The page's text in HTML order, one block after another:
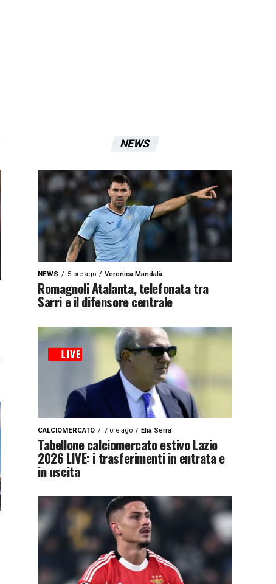
NEWS
NEWS 5 ore ago Veronica Mandalà
Romagnoli Atalanta, telefonata tra
Sarri e il difensore centrale
CALCIOMERCATO 7 ore ago Elia Serra
Tabellone calciomercato estivo Lazio
2026 LIVE: i trasferimenti in entrata e
in uscita